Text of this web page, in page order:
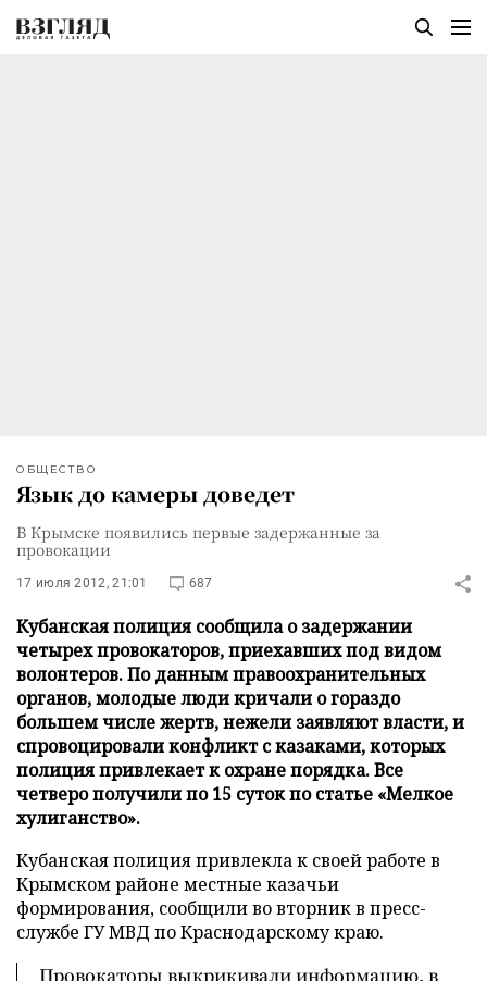
ОБЩЕСТВО
Язык до камеры доведет
В Крымске появились первые задержанные за
провокации
17 июля 2012, 21:01 687
Кубанская полиция сообщила о задержании
четырех провокаторов, приехавших под видом
волонтеров. По данным правоохранительных
органов, молодые люди кричали о гораздо
большем числе жертв, нежели заявляют власти, и
спровоцировали конфликт с казаками, которых
полиция привлекает к охране порядка. Все
четверо получили по 15 суток по статье «Мелкое
хулиганство».
Кубанская полиция привлекла к своей работе в
Крымском районе местные казачьи
формирования, сообщили во вторник в пресс-
службе ГУ МВД по Краснодарскому краю.
Провокаторы выкрикивали информацию, в